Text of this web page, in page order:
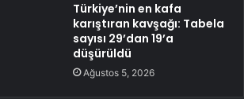
Türkiye’nin en kafa
karıştıran kavşağı: Tabela
sayısı 29’dan 19’a
düşürüldü
Ağustos 5, 2026